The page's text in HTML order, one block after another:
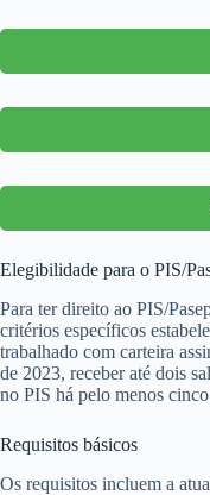
Elegibilidade para o PIS/
Para ter direito ao PIS/
critérios específicos
trabalhado com carteira
de 2023, receber até dois
no PIS há pelo menos
Requisitos básicos
Os requisitos incluem a